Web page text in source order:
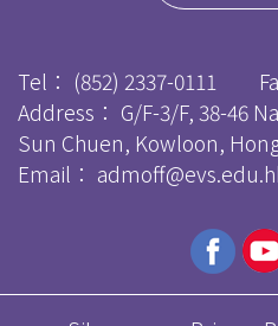
Tel： (852) 2337-0111
Address： G/F-3/F, 38-46
Sun Chuen, Kowloon,
Email：